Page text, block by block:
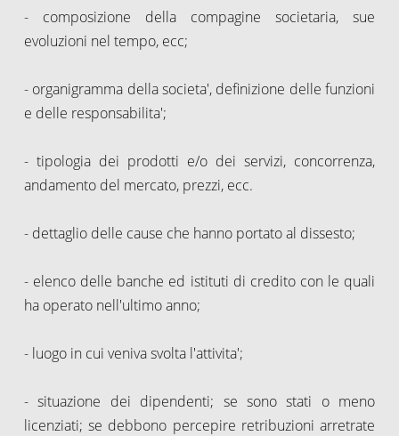
- composizione della compagine societaria, sue
evoluzioni nel tempo, ecc;
- organigramma della societa', definizione delle funzioni
e delle responsabilita';
- tipologia dei prodotti e/o dei servizi, concorrenza,
andamento del mercato, prezzi, ecc.
- dettaglio delle cause che hanno portato al dissesto;
- elenco delle banche ed istituti di credito con le quali
ha operato nell'ultimo anno;
- luogo in cui veniva svolta l'attivita';
- situazione dei dipendenti; se sono stati o meno
licenziati; se debbono percepire retribuzioni arretrate